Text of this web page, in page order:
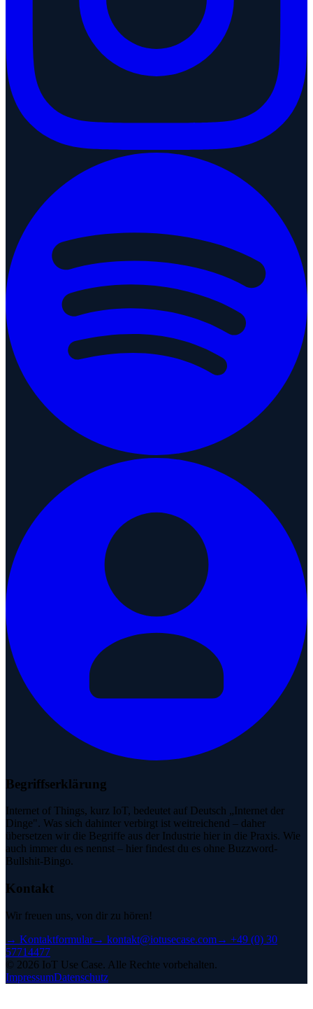
Begriffserklärung
Internet of Things, kurz IoT, bedeutet auf Deutsch „Internet der
Dinge". Was sich dahinter verbirgt ist weitreichend – daher
übersetzen wir die Begriffe aus der Industrie hier in die Praxis. Wie
auch immer du es nennst – hier findest du es ohne Buzzword-
Bullshit-Bingo.
Kontakt
Wir freuen uns, von dir zu hören!
→ Kontaktformular→ kontakt@iotusecase.com→ +49 (0) 30
57714477
© 2026 IoT Use Case. Alle Rechte vorbehalten.
ImpressumDatenschutz